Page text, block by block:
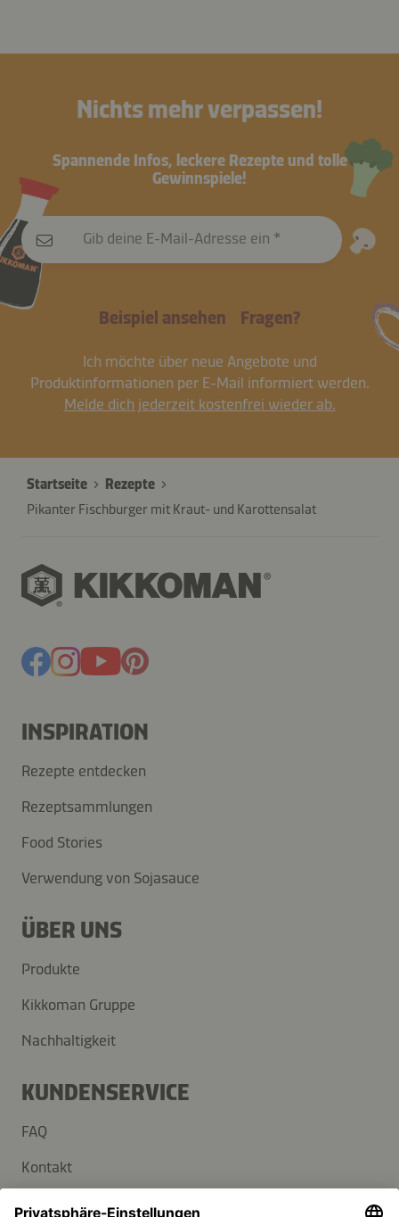
Nichts mehr verpassen!
Spannende Infos, leckere Rezepte und tolle
Gewinnspiele!
Gib deine E-Mail-Adresse ein
Beispiel ansehen Fragen?
Ich möchte über neue Angebote und
Produktinformationen per E-Mail informiert werden.
Melde dich jederzeit kostenfrei wieder ab.
Startseite
Rezepte
Pikanter Fischburger mit Kraut- und Karottensalat
INSPIRATION
Rezepte entdecken
Rezeptsammlungen
Food Stories
Verwendung von Sojasauce
ÜBER UNS
Produkte
Kikkoman Gruppe
Nachhaltigkeit
KUNDENSERVICE
FAQ
Kontakt
Newsletter